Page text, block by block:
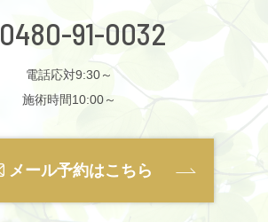
0480-91-0032
電話応対9:30～
施術時間10:00～
メール予約はこちら